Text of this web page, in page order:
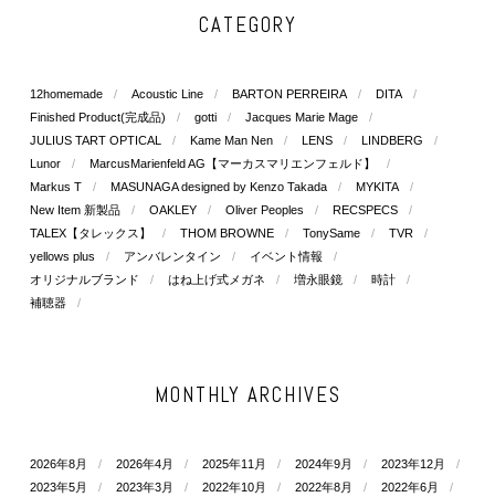
CATEGORY
12homemade Acoustic Line BARTON PERREIRA
DITA
Finished Product(完成品)
gotti
Jacques Marie Mage
JULIUS TART OPTICAL
Kame Man Nen LENS
LINDBERG
Lunor
MarcusMarienfeld AG【マーカスマリエンフェルド】
Markus T
MASUNAGA designed by Kenzo Takada
MYKITA
New Item 新製品
OAKLEY Oliver Peoples
RECSPECS
TALEX【タレックス】
THOM BROWNE TonySame
TVR
yellows plus
アンバレンタイン
イベント情報
オリジナルブランド
はね上げ式メガネ 増永眼鏡
時計
補聴器
MONTHLY ARCHIVES
2026年8月 2026年4月 2025年11月 2024年9月
2023年12月
2023年5月
2023年3月 2022年10月 2022年8月
2022年6月